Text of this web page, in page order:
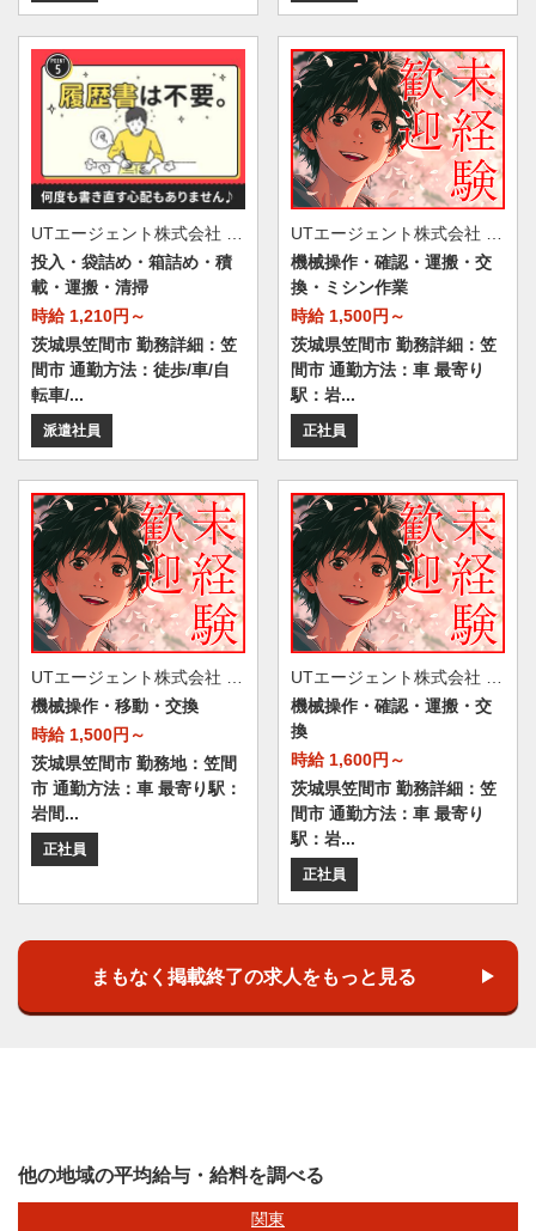
投入・袋詰め・箱詰め・積
載・運搬・清掃
時給 1,210円～
茨城県笠間市 勤務詳細：笠
間市 通勤方法：徒歩/車/自
転車/...
派遣社員
機械操作・確認・運搬・交
換・ミシン作業
時給 1,500円～
茨城県笠間市 勤務詳細：笠
間市 通勤方法：車 最寄り
駅：岩...
正社員
機械操作・移動・交換
時給 1,500円～
茨城県笠間市 勤務地：笠間
市 通勤方法：車 最寄り駅：
岩間...
正社員
機械操作・確認・運搬・交
換
時給 1,600円～
茨城県笠間市 勤務詳細：笠
間市 通勤方法：車 最寄り
駅：岩...
正社員
まもなく掲載終了の求人をもっと見る
他の地域の平均給与・給料を調べる
関東